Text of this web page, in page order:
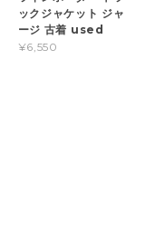
ックジャケット ジャ
ージ 古着 used
¥6,550